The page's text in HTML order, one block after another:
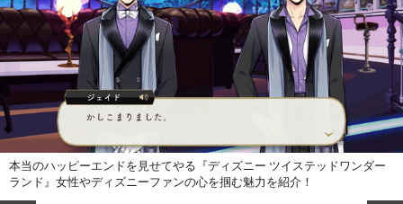
本当のハッピーエンドを見せてやる『ディズニー ツイステッドワンダー
ランド』女性やディズニーファンの心を掴む魅力を紹介！